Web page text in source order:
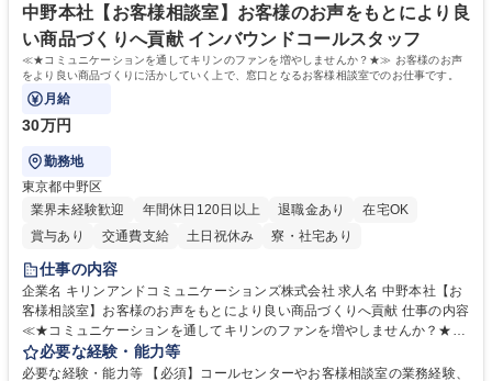
社員から頼られる存在になることができます。平均19:30の退勤以降の業
務の持ち帰りも禁止されており、メリハリのある働き方となります。 学
歴・資格 学歴：大学院 大学 高専 短大 語学力： 資格：
中野本社【お客様相談室】お客様のお声をもとにより良
い商品づくりへ貢献 インバウンドコールスタッフ
≪★コミュニケーションを通してキリンのファンを増やしませんか？★≫ お客様のお声
をより良い商品づくりに活かしていく上で、窓口となるお客様相談室でのお仕事です。
月給
30万円
勤務地
東京都中野区
業界未経験歓迎
年間休日120日以上 退職金あり
在宅OK
賞与あり
交通費支給 土日祝休み 寮・社宅あり
仕事の内容
企業名 キリンアンドコミュニケーションズ株式会社 求人名 中野本社【お
客様相談室】お客様のお声をもとにより良い商品づくりへ貢献 仕事の内容
≪★コミュニケーションを通してキリンのファンを増やしませんか？★≫
お客様のお声をより良い商品づくりに活かしていく上で、窓口となるお客
様相談室でのお仕事です。 日々お客様からいただくキリングループへのご
必要な経験・能力等
必要な経験・能力等 【必須】コールセンターやお客様相談室の業務経験、